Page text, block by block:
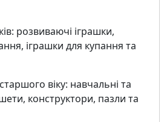
розвиваючі іграшки,
іграшки для купання та
віку: навчальні та
конструктори, пазли та